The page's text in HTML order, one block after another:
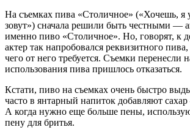
На съемках пива «Столичное» («Хочешь, я
зовут») сначала решили быть честными —
именно пиво «Столичное». Но, говорят, к
актер так напробовался реквизитного
чего от него требуется. Съемки перенесли
использования пива пришлось отказаться.
Кстати, пиво на съемках очень быстро
часто в янтарный напиток добавляют
А когда нужно еще больше пены,
пену для бритья.